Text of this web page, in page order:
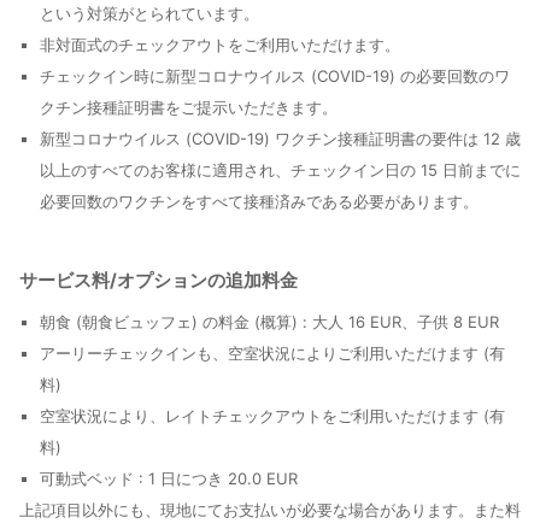
という対策がとられています。
非対面式のチェックアウトをご利用いただけます。
チェックイン時に新型コロナウイルス (COVID-19) の必要回数のワ
クチン接種証明書をご提示いただきます。
新型コロナウイルス (COVID-19) ワクチン接種証明書の要件は 12 歳
以上のすべてのお客様に適用され、チェックイン日の 15 日前までに
必要回数のワクチンをすべて接種済みである必要があります。
サービス料/オプションの追加料金
朝食 (朝食ビュッフェ) の料金 (概算) : 大人 16 EUR、子供 8 EUR
アーリーチェックインも、空室状況によりご利用いただけます (有
料)
空室状況により、レイトチェックアウトをご利用いただけます (有
料)
可動式ベッド : 1 日につき 20.0 EUR
上記項目以外にも、現地にてお支払いが必要な場合があります。また料